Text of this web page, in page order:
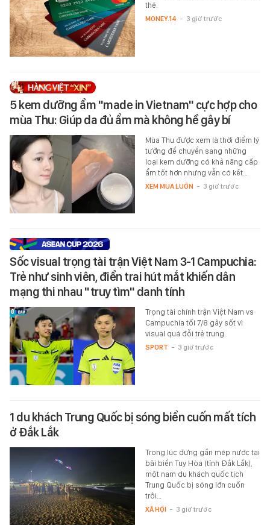
thẻ.
MONEY.14 - 3 giờ trước
5 kem dưỡng ẩm "made in Vietnam" cực hợp cho
mùa Thu: Giúp da đủ ẩm mà không hề gây bí
Mùa Thu được xem là thời điểm lý
tưởng để chuyển sang những
loại kem dưỡng có khả năng cấp
ẩm tốt hơn nhưng vẫn có kết…
XEM MUA LUÔN - 3 giờ trước
Sốc visual trọng tài trận Việt Nam 3-1 Campuchia:
Trẻ như sinh viên, điển trai hút mắt khiến dân
mạng thi nhau "truy tìm" danh tính
Trọng tài chính trận Việt Nam vs
Campuchia tối 7/8 gây sốt vì
visual quá đỗi trẻ trung.
SPORT - 3 giờ trước
1 du khách Trung Quốc bị sóng biển cuốn mất tích
ở Đắk Lắk
Trong lúc đứng gần mép nước tại
bãi biển Tuy Hòa (tỉnh Đắk Lắk),
một nam du khách quốc tịch
Trung Quốc bị sóng lớn cuốn
trôi…
XÃ HỘI - 3 giờ trước